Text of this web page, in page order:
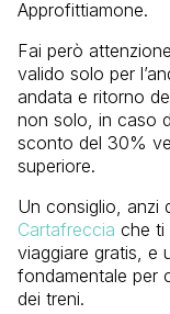
Approfittiamone.
Fai però
valido solo per
andata e ritorno
non solo, in caso
sconto del 30%
superiore.
Un consiglio, anzi
Cartafreccia che ti
viaggiare gratis, e
fondamentale per
dei treni.